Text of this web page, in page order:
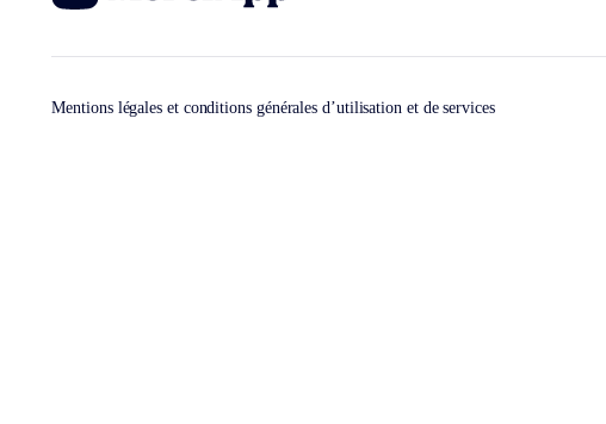
Mentions légales et conditions générales d’utilisation et de services